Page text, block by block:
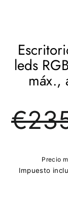
leds
máx.,
regular
Precio
Impuesto